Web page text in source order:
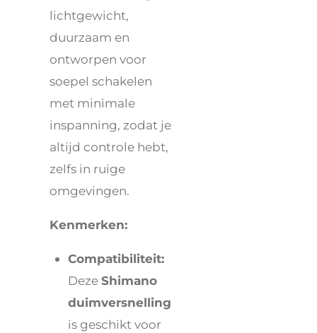
lichtgewicht,
duurzaam en
ontworpen voor
soepel schakelen
met minimale
inspanning, zodat je
altijd controle hebt,
zelfs in ruige
omgevingen.
Kenmerken:
Compatibiliteit:
DezeShimano
duimversnelling
is geschikt voor